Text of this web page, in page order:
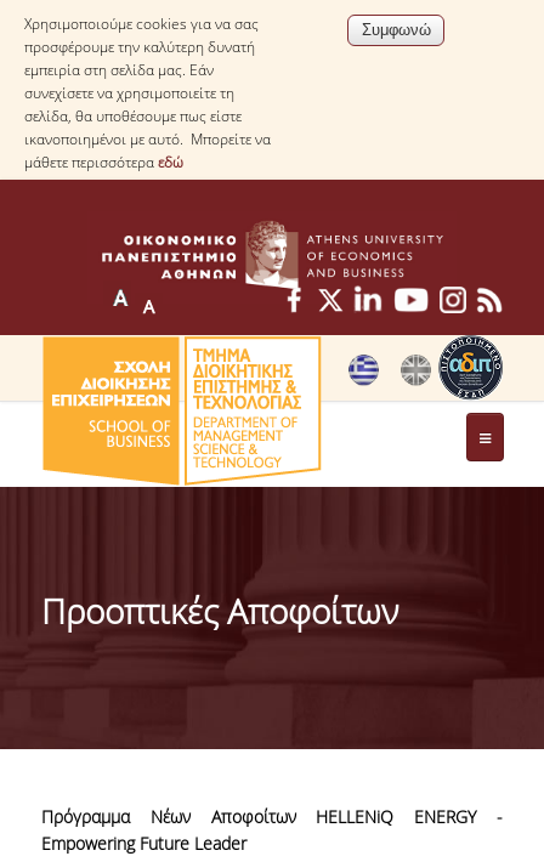
Χρησιμοποιούμε cookies για να σας
προσφέρουμε την καλύτερη δυνατή
εμπειρία στη σελίδα μας. Εάν
συνεχίσετε να χρησιμοποιείτε τη
σελίδα, θα υποθέσουμε πως είστε
ικανοποιημένοι με αυτό. Μπορείτε να
μάθετε περισσότεραεδώ
ΤΟ ΤΜΗΜΑ
ΤΑΥΤΟΤΗΤΑ ΤΟΥ ΤΜΗΜΑΤΟΣ
ΑΠΟΣΤΟΛΗ ΤΟΥ ΤΜΗΜΑΤΟΣ
TESTIMONIALS ΔΙΑΚΡΙΣΕΩΝ
Προοπτικές Αποφοίτων
Πρόγραμμα Νέων Αποφοίτων HELLENiQ ENERGY -
Empowering Future Leader